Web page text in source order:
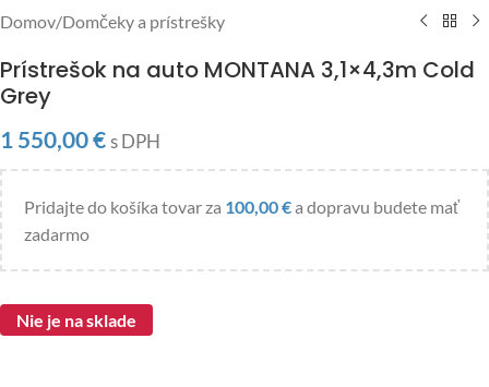
Domov/Domčeky a prístrešky
Prístrešok na auto MONTANA 3,1×4,3m Cold
Grey
1 550,00€ s DPH
Pridajte do košíka tovar za 100,00€a dopravu budete mať
zadarmo
Nie je na sklade